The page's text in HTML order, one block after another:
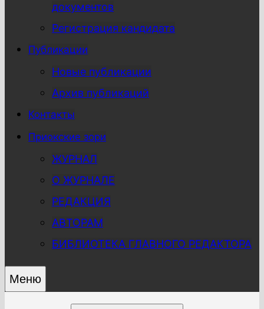
документов
Регистрация кандидата
Публикации
Новые публикации
Архив публикаций
Контакты
Приокские зори
ЖУРНАЛ
О ЖУРНАЛЕ
РЕДАКЦИЯ
АВТОРАМ
БИБЛИОТЕКА ГЛАВНОГО РЕДАКТОРА
Меню